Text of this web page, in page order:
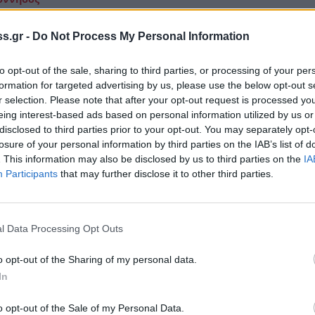
- Do Not Process My Personal Information
opt-out of the sale, sharing to third parties, or processing of your
for targeted advertising by us, please use the below opt-out
selection. Please note that after your opt-out request is processed
interest-based ads based on personal information utilized by us
to third parties prior to your opt-out. You may separately
of your personal information by third parties on the IAB’s list of
This information may also be disclosed by us to third parties on the
Participants that may further disclose it to other third parties.
Data Processing Opt Outs
opt-out of the Sharing of my personal data.
opt-out of the Sale of my Personal Data.
του Πανεπιστημίου Πελοποννήσου
Προγραμματικής Συμφωνίας μεταξύ του
και της Σχολής Διοίκησης του Πανεπιστημίου
στη Σπάρτη
2023 08:47
Επιμελητηρίου Λακωνίας και Σχολής
Προγραμματικής Συμφωνίας μεταξύ του
και της Σχολής Διοίκησης του Πανεπιστημίου
στη Σπάρτη
2023 18:48